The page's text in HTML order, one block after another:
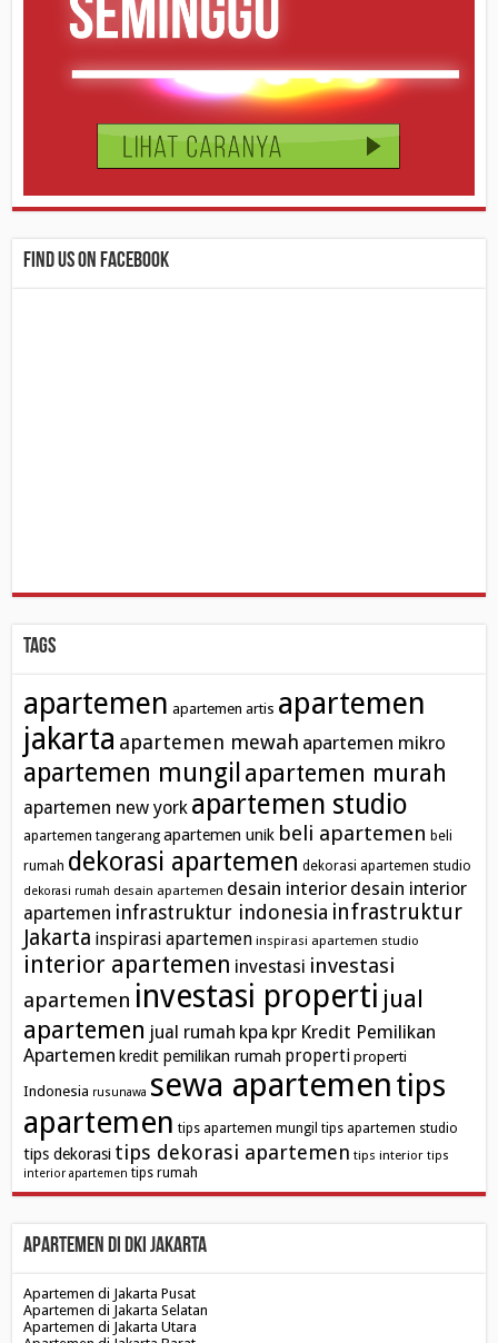
Find us on Facebook
Tags
apartemen apartemen artis apartemen
jakarta apartemen mewah apartemen mikro
apartemen mungil apartemen murah
apartemen new york apartemen studio
apartemen tangerang apartemen unik beli apartemen beli
rumah dekorasi apartemen dekorasi apartemen studio
dekorasi rumah desain apartemen desain interior desain interior
apartemen infrastruktur indonesia infrastruktur
Jakarta inspirasi apartemen inspirasi apartemen studio
interior apartemen investasi investasi
apartemen investasi properti jual
apartemen jual rumah kpa kpr Kredit Pemilikan
Apartemen kredit pemilikan rumah properti properti
Indonesia rusunawa sewa apartementips
apartemen tips apartemen mungil tips apartemen studio
tips dekorasi tips dekorasi apartemen tips interior tips
interior apartemen tips rumah
Apartemen di DKI Jakarta
Apartemen di Jakarta Pusat
Apartemen di Jakarta Selatan
Apartemen di Jakarta Utara